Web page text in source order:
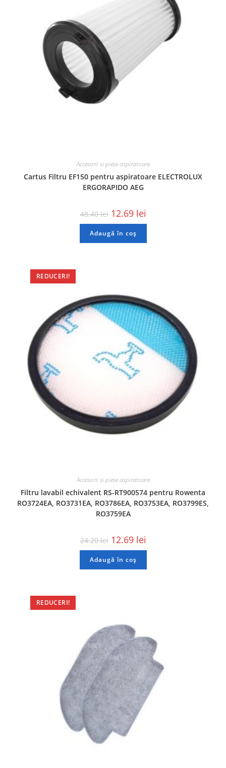
Accesorii si piese aspiratoare
Cartus Filtru EF150 pentru aspiratoare ELECTROLUX
ERGORAPIDO AEG
48.40lei 12.69 lei
Adaugă în coș
REDUCERI!
Accesorii si piese aspiratoare
Filtru lavabil echivalent RS-RT900574 pentru Rowenta
RO3724EA, RO3731EA, RO3786EA, RO3753EA, RO3799ES,
RO3759EA
24.20lei 12.69 lei
Adaugă în coș
REDUCERI!